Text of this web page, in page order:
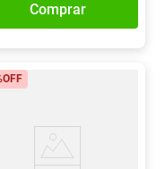
Comprar
OFF